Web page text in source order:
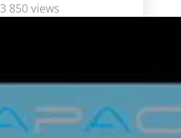
3 850 views